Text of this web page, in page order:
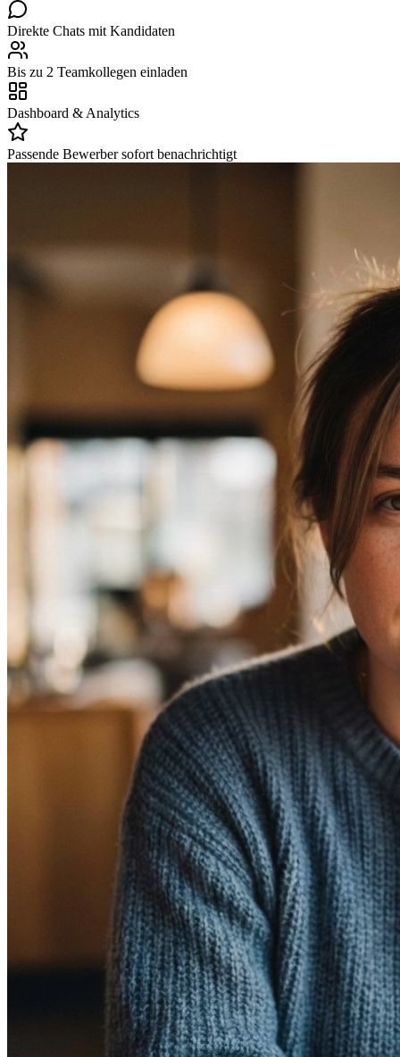
Direkte Chats mit Kandidaten
Bis zu 2 Teamkollegen einladen
Dashboard & Analytics
Passende Bewerber sofort benachrichtigt